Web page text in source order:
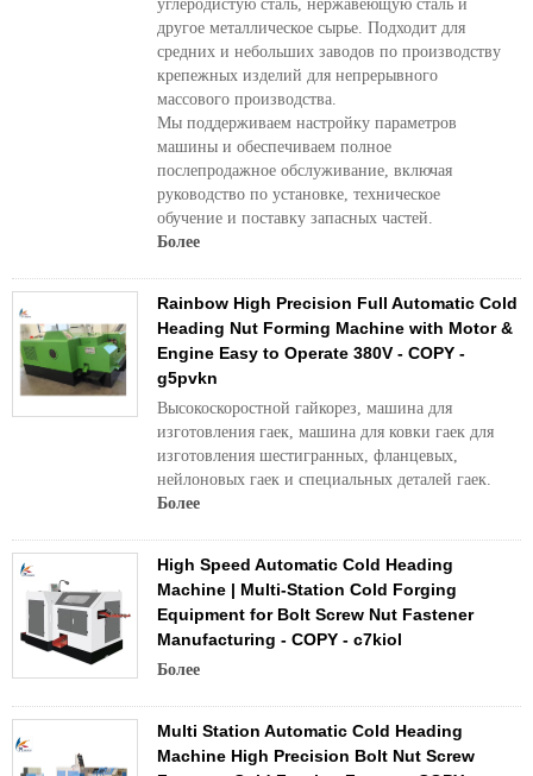
углеродистую сталь, нержавеющую сталь и
другое металлическое сырье. Подходит для
средних и небольших заводов по производству
крепежных изделий для непрерывного
массового производства.
Мы поддерживаем настройку параметров
машины и обеспечиваем полное
послепродажное обслуживание, включая
руководство по установке, техническое
обучение и поставку запасных частей.
Более
Rainbow High Precision Full Automatic Cold
Heading Nut Forming Machine with Motor &
Engine Easy to Operate 380V - COPY -
g5pvkn
Высокоскоростной гайкорез, машина для
изготовления гаек, машина для ковки гаек для
изготовления шестигранных, фланцевых,
нейлоновых гаек и специальных деталей гаек.
Более
High Speed Automatic Cold Heading
Machine | Multi-Station Cold Forging
Equipment for Bolt Screw Nut Fastener
Manufacturing - COPY - c7kiol
Более
Multi Station Automatic Cold Heading
Machine High Precision Bolt Nut Screw